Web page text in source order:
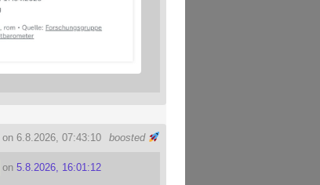
boosted
on 6.8.2026, 07:43:10
on5.8.2026, 16:01:12